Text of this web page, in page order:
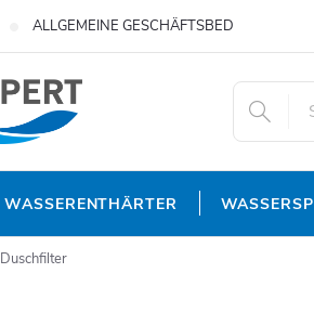
ALLGEMEINE GESCHÄFTSBEDINGUNGEN
WASSERENTHÄRTER
Duschfilter